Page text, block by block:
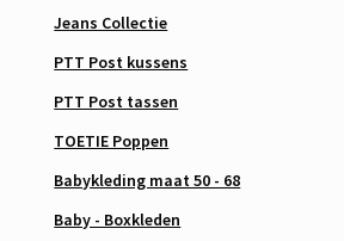
Jeans Collectie
PTT Post kussens
PTT Post tassen
TOETIE Poppen
Babykleding maat 50 - 68
Baby - Boxkleden